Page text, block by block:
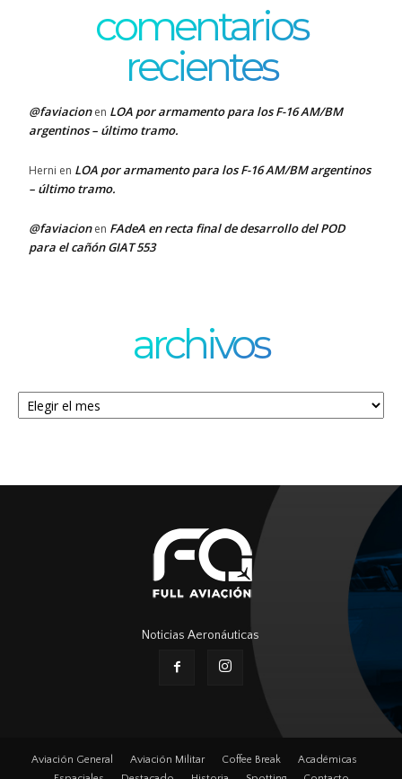
comentarios
recientes
@faviacionen LOA por armamento para los F-16 AM/BM
argentinos – último tramo.
Herni en LOA por armamento para los F-16 AM/BM argentinos
– último tramo.
@faviacionen FAdeA en recta final de desarrollo del POD
para el cañón GIAT 553
archivos
Archivos
Noticias Aeronáuticas
Aviación General Aviación Militar Coffee Break
Académicas